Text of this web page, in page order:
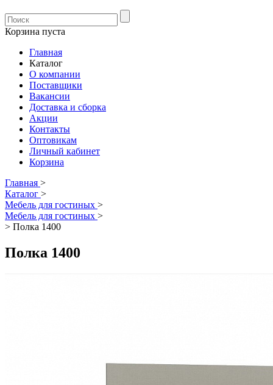
Корзина пуста
Главная
Каталог
О компании
Поставщики
Вакансии
Доставка и сборка
Акции
Контакты
Оптовикам
Личный кабинет
Корзина
Главная >
Каталог >
Мебель для гостиных >
Мебель для гостиных >
> Полка 1400
Полка 1400